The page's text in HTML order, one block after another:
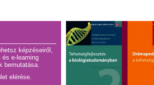
képzéseiről,
e-learning
bemutatása.
elérése.